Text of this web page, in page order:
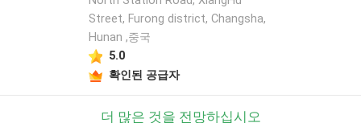
Street, Furong district, Changsha,
Hunan ,중국
5.0
확인된 공급자
더 많은 것을 전망하십시오